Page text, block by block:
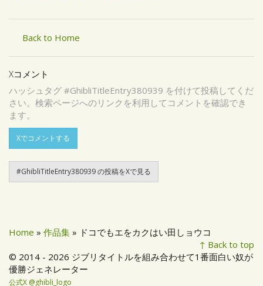
Back to Home
Xコメント
ハッシュタグ #GhibliTitleEntry380939 を付けて投稿してくだ
さい。検索ページへのリンクを利用してコメントを確認でき
ます。
Xでコメントする
#GhibliTitleEntry380939 の投稿をXで見る
Home » 作品集 » ドコでもエをカクはい田しョウコ
↑ Back to top
© 2014 - 2026 ジブリタイトルを組み合わせて1番面白い奴が
優勝ジェネレーター
公式X @ghibli_logo